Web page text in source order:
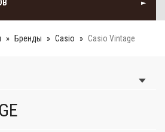
Бренды Casio Casio Vintage